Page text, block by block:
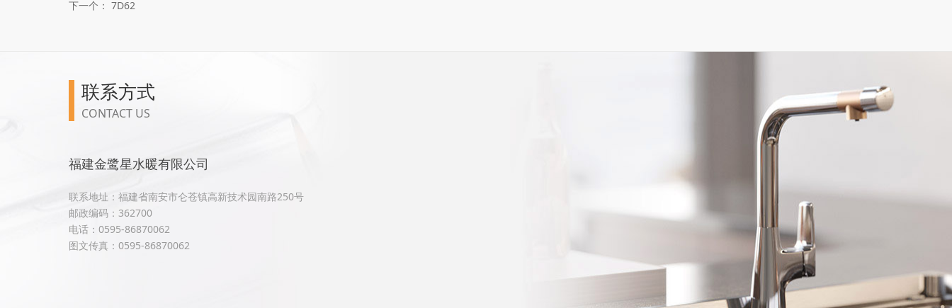
下一个： 7D62
联系方式
CONTACT US
福建金鹭星水暖有限公司
联系地址：福建省南安市仑苍镇高新技术园南路250号
邮政编码：362700
电话：0595-86870062
图文传真：0595-86870062